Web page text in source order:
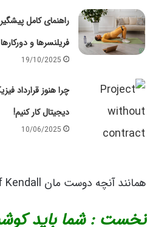
راهنمای کامل
فریلنسرها و دورکارها
19/10/2025
چرا هنوز قرارداد
دیجیتال کار کنیم!
10/06/2025
همانند آنچه دوست مان Leif Kendall به شکلی ماهرانه ، عبارتی را برای ما قرار داده است .
نخست : شما باید